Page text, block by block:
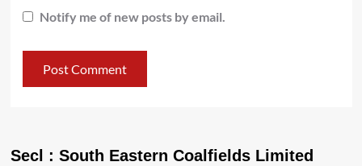
Notify me of new posts by email.
Secl : South Eastern Coalfields Limited